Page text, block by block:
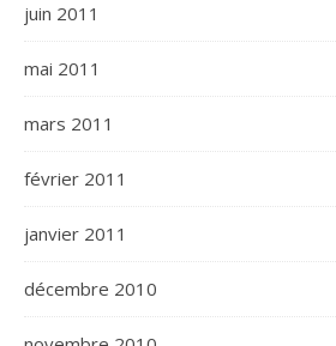
juin 2011
mai 2011
mars 2011
février 2011
janvier 2011
décembre 2010